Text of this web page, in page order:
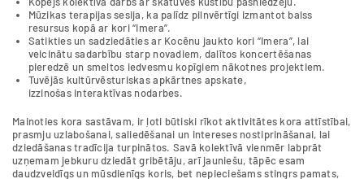
Mūzikas terapijas sesija, ka palīdz pilnvērtīgi izmantot balss
resursus kopā ar kori “Imera”.
Satikties un sadziedāties ar Kocēnu jaukto kori “Imera”, lai
veicinātu sadarbību starp novadiem, dalītos koncertēšanas
pieredzē un smeltos iedvesmu kopīgiem nākotnes projektiem.
Tuvējās kultūrvēsturiskas apkārtnes apskate,
izzinošas interaktīvas nodarbes.
Mainoties kora sastāvam, ir ļoti būtiski rīkot aktivitātes kora attīstībai,
prasmju uzlabošanai, saliedēšanai un intereses nostiprināšanai, lai
dziedāšanas tradīcija turpinātos. Savā kolektīvā vienmēr labprāt
uzņemam jebkuru dziedāt gribētāju, arī jauniešu, tāpēc esam
daudzveidīgs un mūsdienīgs koris, bet nepieciešams stingrs pamats,